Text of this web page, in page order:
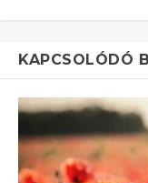
KAPCSOLÓDÓ